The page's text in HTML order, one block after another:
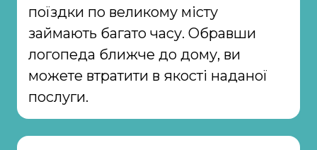
поїздки по великому місту
займають багато часу. Обравши
логопеда ближче до дому, ви
можете втратити в якості наданої
послуги.